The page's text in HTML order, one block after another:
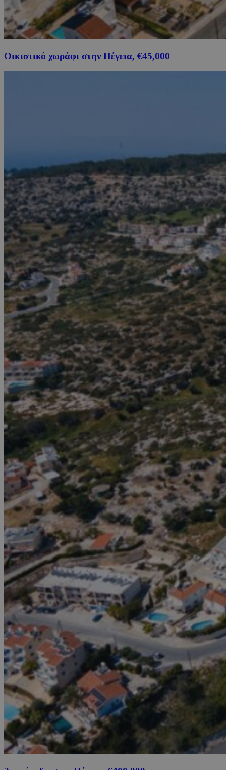
Οικιστικό χωράφι στην Πέγεια, €45,000